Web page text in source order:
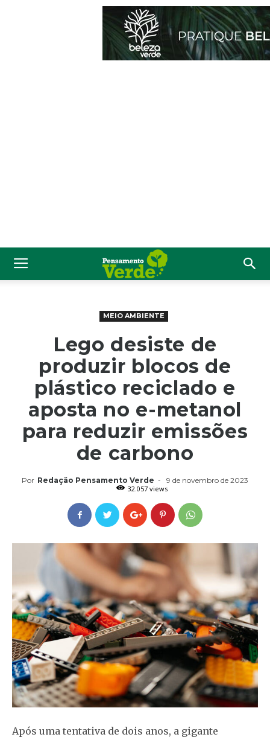
MEIO AMBIENTE
Lego desiste de
produzir blocos de
plástico reciclado e
aposta no e-metanol
para reduzir emissões
de carbono
Por Redação Pensamento Verde -
9 de novembro de 2023
32.057 views
Após uma tentativa de dois anos, a gigante